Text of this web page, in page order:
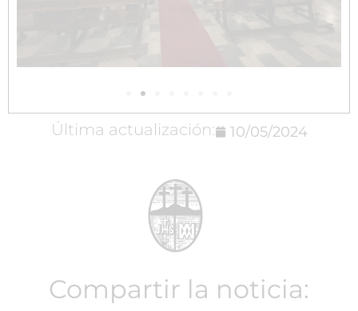
Última actualización: 10/05/2024
Compartir la noticia: